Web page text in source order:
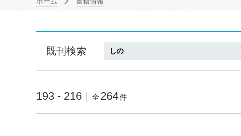
既刊検索
193 - 216 | 全 264件